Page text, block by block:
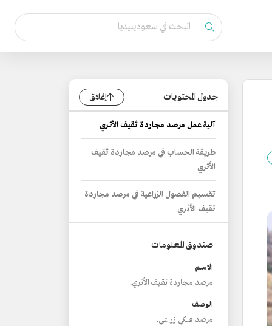
جدول المحتويات إغلاق
آلية عمل مرصد مجاردة ثقيف الأثري
طريقة الحساب في مرصد مجاردة ثقيف
الأثري
تقسيم الفصول الزراعية في مرصد مجاردة
ثقيف الأثري
صندوق المعلومات
الاسم
مرصد مجاردة ثقيف الأثري.
الوصف
مرصد فلكي زراعي.